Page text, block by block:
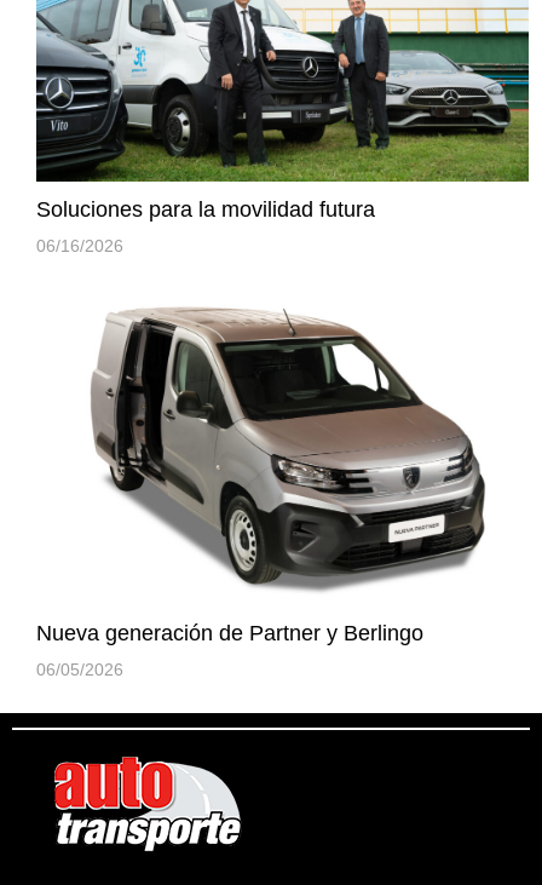
Soluciones para la movilidad futura
06/16/2026
Nueva generación de Partner y Berlingo
06/05/2026